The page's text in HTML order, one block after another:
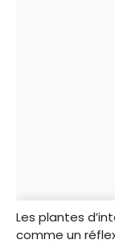
Les plantes
comme un